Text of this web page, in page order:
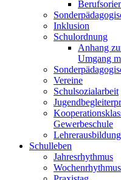
Inklusion
Schulordnung
Anhang
Umgang
Vereine
Schulsozialarbeit
Gewerbeschule
Schulleben
Jahresrhythmus
Wochenrhythmus